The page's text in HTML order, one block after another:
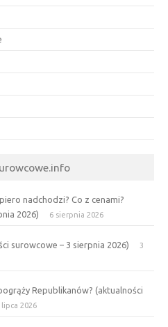
nadchodzi? Co z cenami?
2026)
6 sierpnia 2026
surowcowe – 3 sierpnia 2026)
3
Republikanów? (aktualności
lipca 2026